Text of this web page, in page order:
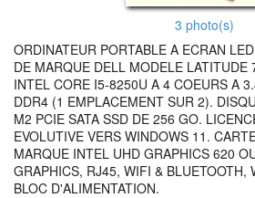
3 photo(s)
ORDINATEUR PORTABLE A ECRAN
DE MARQUE DELL MODELE LATITUDE
INTEL CORE I5-8250U A 4 COEURS A
DDR4 (1 EMPLACEMENT SUR 2).
M2 PCIE SATA SSD DE 256 GO.
EVOLUTIVE VERS WINDOWS 11.
MARQUE INTEL UHD GRAPHICS 620
GRAPHICS, RJ45, WIFI & BLUETOOTH,
BLOC D'ALIMENTATION.